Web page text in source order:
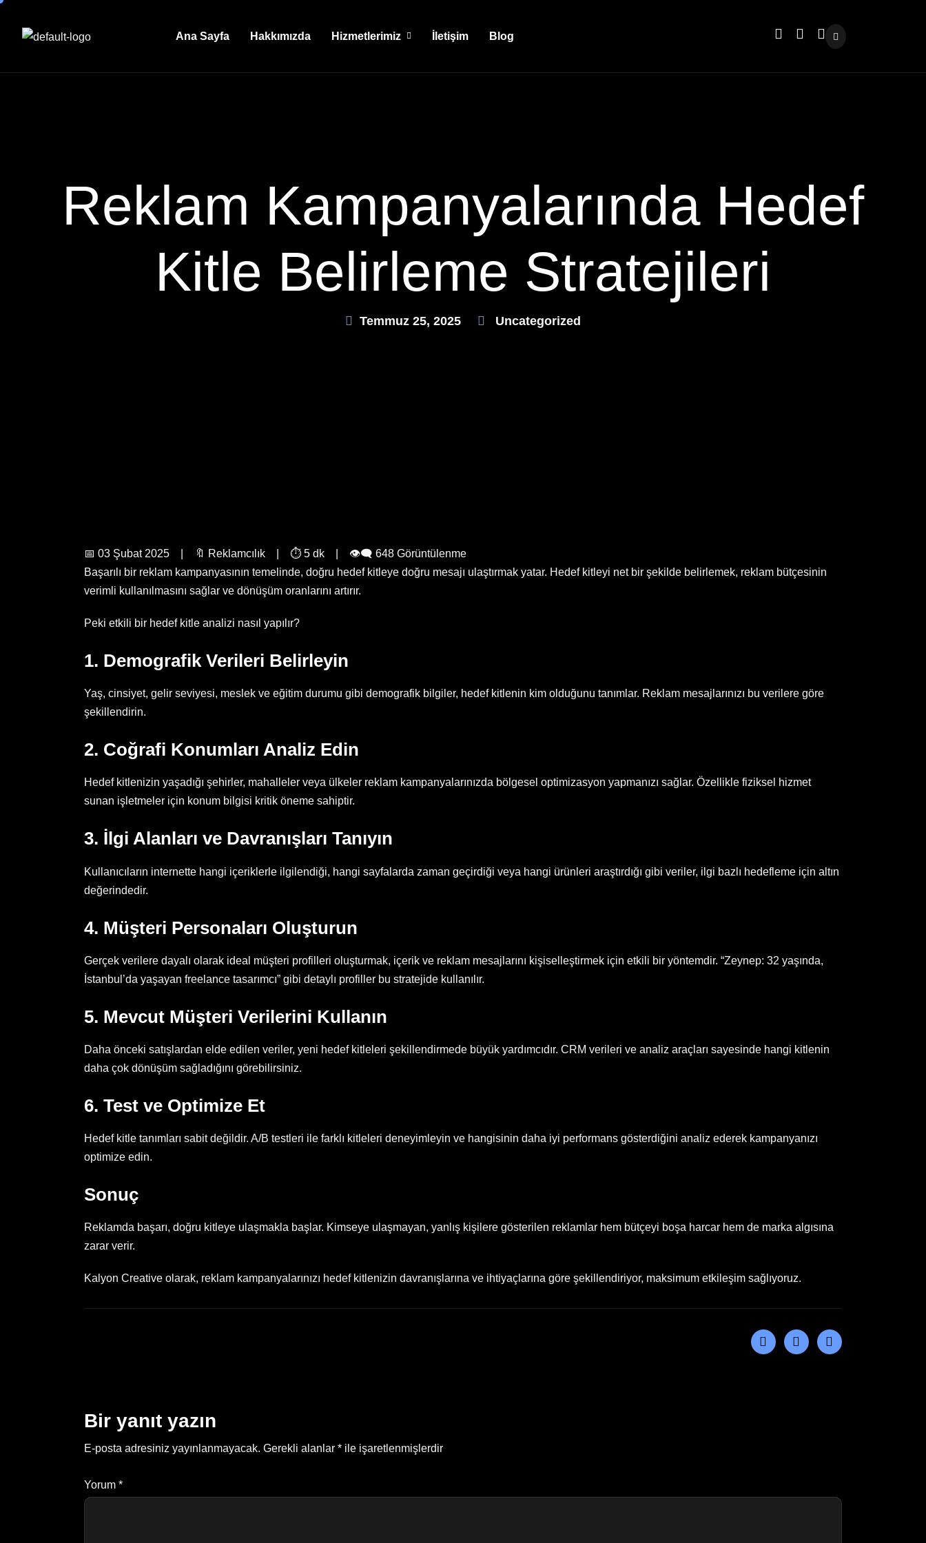
Ana Sayfa Hakkımızda Hizmetlerimiz İletişim Blog
Reklam Kampanyalarında Hedef
Kitle Belirleme Stratejileri
Temmuz 25, 2025 Uncategorized
📅 03 Şubat 2025 | 🔖 Reklamcılık | ⏱️ 5 dk | 👁️‍🗨️ 648 Görüntülenme
Başarılı bir reklam kampanyasının temelinde, doğru hedef kitleye doğru mesajı ulaştırmak yatar. Hedef kitleyi net bir şekilde belirlemek, reklam bütçesinin
verimli kullanılmasını sağlar ve dönüşüm oranlarını artırır.
Peki etkili bir hedef kitle analizi nasıl yapılır?
1. Demografik Verileri Belirleyin
Yaş, cinsiyet, gelir seviyesi, meslek ve eğitim durumu gibi demografik bilgiler, hedef kitlenin kim olduğunu tanımlar. Reklam mesajlarınızı bu verilere göre
şekillendirin.
2. Coğrafi Konumları Analiz Edin
Hedef kitlenizin yaşadığı şehirler, mahalleler veya ülkeler reklam kampanyalarınızda bölgesel optimizasyon yapmanızı sağlar. Özellikle fiziksel hizmet
sunan işletmeler için konum bilgisi kritik öneme sahiptir.
3. İlgi Alanları ve Davranışları Tanıyın
Kullanıcıların internette hangi içeriklerle ilgilendiği, hangi sayfalarda zaman geçirdiği veya hangi ürünleri araştırdığı gibi veriler, ilgi bazlı hedefleme için altın
değerindedir.
4. Müşteri Personaları Oluşturun
Gerçek verilere dayalı olarak ideal müşteri profilleri oluşturmak, içerik ve reklam mesajlarını kişiselleştirmek için etkili bir yöntemdir. “Zeynep: 32 yaşında,
İstanbul’da yaşayan freelance tasarımcı” gibi detaylı profiller bu stratejide kullanılır.
5. Mevcut Müşteri Verilerini Kullanın
Daha önceki satışlardan elde edilen veriler, yeni hedef kitleleri şekillendirmede büyük yardımcıdır. CRM verileri ve analiz araçları sayesinde hangi kitlenin
daha çok dönüşüm sağladığını görebilirsiniz.
6. Test ve Optimize Et
Hedef kitle tanımları sabit değildir. A/B testleri ile farklı kitleleri deneyimleyin ve hangisinin daha iyi performans gösterdiğini analiz ederek kampanyanızı
optimize edin.
Sonuç
Reklamda başarı, doğru kitleye ulaşmakla başlar. Kimseye ulaşmayan, yanlış kişilere gösterilen reklamlar hem bütçeyi boşa harcar hem de marka algısına
zarar verir.
Kalyon Creative olarak, reklam kampanyalarınızı hedef kitlenizin davranışlarına ve ihtiyaçlarına göre şekillendiriyor, maksimum etkileşim sağlıyoruz.
Bir yanıt yazın
E-posta adresiniz yayınlanmayacak. Gerekli alanlar * ile işaretlenmişlerdir
Yorum *